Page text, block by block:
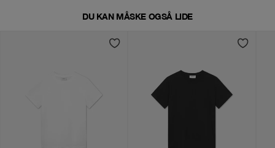
DU KAN MÅSKE OGSÅ LIDE